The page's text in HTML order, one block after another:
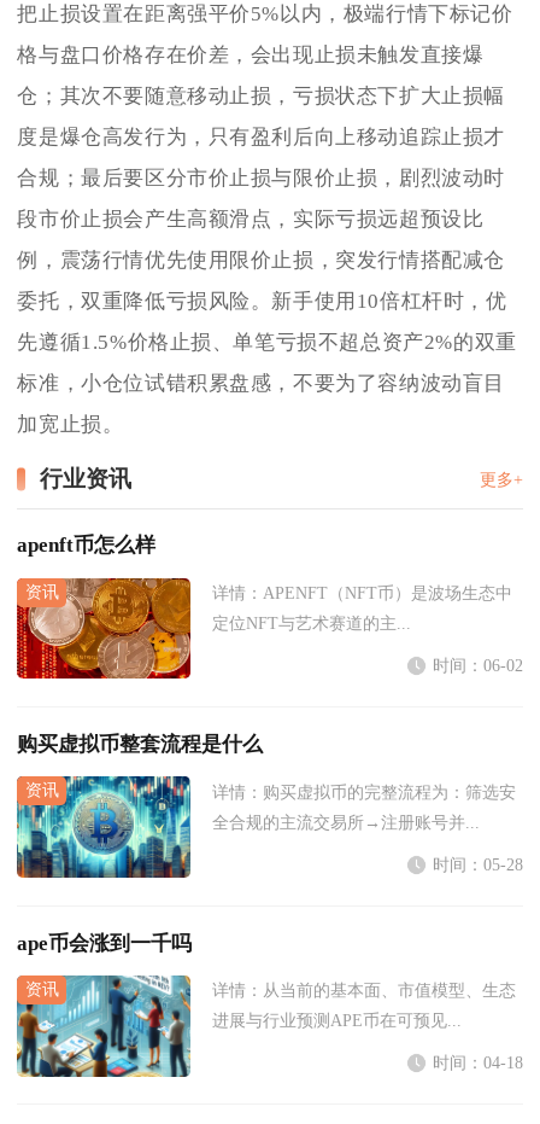
把止损设置在距离强平价5%以内，极端行情下标记价
格与盘口价格存在价差，会出现止损未触发直接爆
仓；其次不要随意移动止损，亏损状态下扩大止损幅
度是爆仓高发行为，只有盈利后向上移动追踪止损才
合规；最后要区分市价止损与限价止损，剧烈波动时
段市价止损会产生高额滑点，实际亏损远超预设比
例，震荡行情优先使用限价止损，突发行情搭配减仓
委托，双重降低亏损风险。新手使用10倍杠杆时，优
先遵循1.5%价格止损、单笔亏损不超总资产2%的双重
标准，小仓位试错积累盘感，不要为了容纳波动盲目
加宽止损。
行业资讯 更多+
apenft币怎么样
详情： APENFT（NFT币）是波场生态中
定位NFT与艺术赛道的主...
时间：06-02
购买虚拟币整套流程是什么
详情： 购买虚拟币的完整流程为：筛选安
全合规的主流交易所→注册账号并...
时间：05-28
ape币会涨到一千吗
详情： 从当前的基本面、市值模型、生态
进展与行业预测APE币在可预见...
时间：04-18